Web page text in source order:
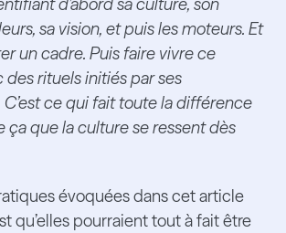
d’abord sa culture, son
sa vision, et puis les moteurs. Et
un cadre. Puis faire vivre ce
des rituels initiés par ses
ce qui fait toute la différence
ça que la culture se ressent dès
évoquées dans cet article
qu’elles pourraient tout à fait être